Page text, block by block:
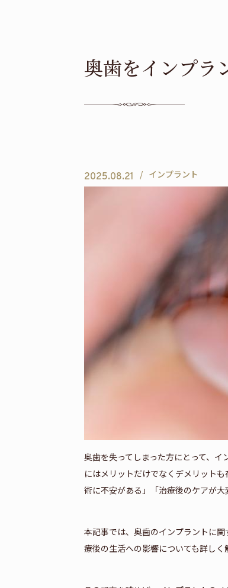
奥歯をインプラ
2025.08.21 インプラント
奥歯を失ってしまった方にとって、
にはメリットだけでなくデメリット
術に不安がある」「治療後のケアが大
本記事では、奥歯のインプラントに
療後の生活への影響についても詳しく